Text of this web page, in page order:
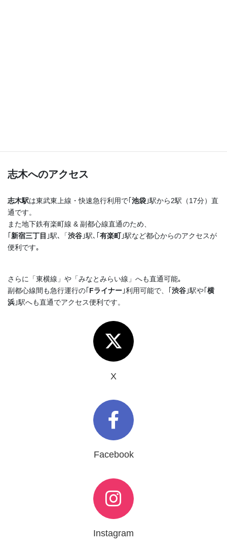
志木へのアクセス
志木駅は東武東上線・快速急行利用で｢ 池袋 ｣駅から2駅（17分）直
通です。
また地下鉄有楽町線 & 副都心線直通のため、
新宿三丁目 ｣駅､「渋谷 ｣駅､｢ 有楽町｣駅など都心からのアクセスが
便利です｡
さらに「東横線」や「みなとみらい線」へも直通可能｡
副都心線間も急行運行の｢ Fライナー ｣利用可能で、｢ 渋谷 ｣駅や｢ 横
浜 ｣駅へも直通でアクセス便利です。
X
Facebook
Instagram